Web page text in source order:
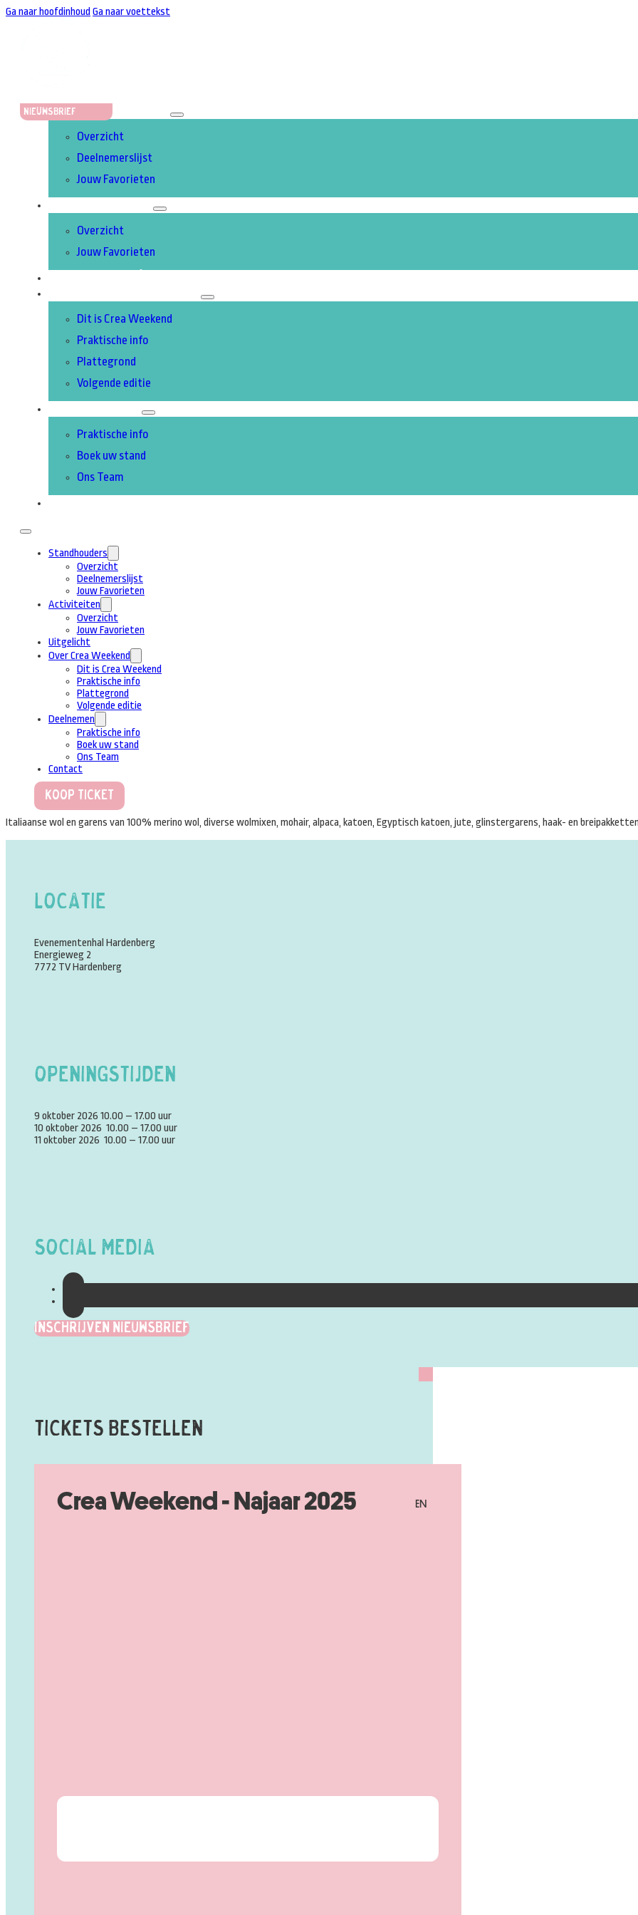
Ga naar hoofdinhoud Ga naar voettekst
NieuwsbriefSTANDHOUDERS
Overzicht
Deelnemerslijst
Jouw Favorieten
Overzicht
Jouw Favorieten
Dit is Crea Weekend
Praktische info
Plattegrond
Volgende editie
Praktische info
Boek uw stand
Ons Team
Standhouders
Overzicht
Deelnemerslijst
Jouw Favorieten
Activiteiten
Overzicht
Jouw Favorieten
Uitgelicht
Over Crea Weekend
Dit is Crea Weekend
Praktische info
Plattegrond
Volgende editie
Deelnemen
Praktische info
Boek uw stand
Ons Team
Contact
Koop Ticket
Italiaanse wol en garens van 100% merino wol, diverse wolmixen, mohair, alpaca, katoen, Egyptisch katoen, jute, glinstergarens, haak- en
Locatie
Evenementenhal Hardenberg
Energieweg 2
7772 TV Hardenberg
Openingstijden
9 oktober 2026 10.00 – 17.00 uur
10 oktober 2026 10.00 – 17.00 uur
11 oktober 2026 10.00 – 17.00 uur
Social Media
Inschrijven Nieuwsbrief
Tickets Bestellen